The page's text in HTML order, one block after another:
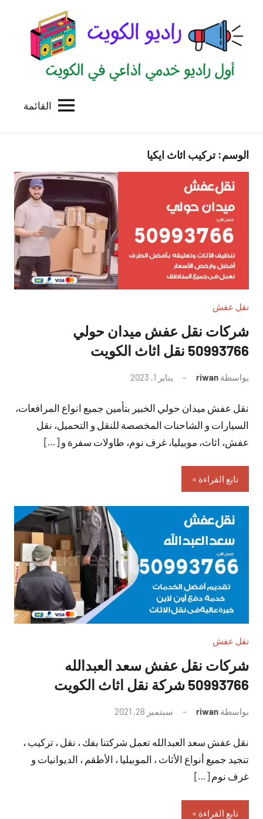
المحتوى
الكويت
للاعلانات
بالكويت
القائمة
الوسم:تركيب اثاث ايكيا
نقل عفش
شركات نقل عفش ميدان حولي
50993766 نقل اثاث الكويت
بواسطة riwan يناير 1, 2023
تعليقات
نقل عفش ميدان حولي الخبير بتأمين جميع انواع المرافعات،
السيارات و الشاحنات المخصصة للنقل و التحميل، نقل
عفش، اثاث، موبيليا، غرف نوم، طاولات سفرة و […]
تابع القراءة
نقل عفش
شركات نقل عفش سعد العبدالله
50993766 شركة نقل اثاث الكويت
بواسطة riwan سبتمبر 28, 2021
تعليقات
نقل عفش سعد العبدالله تعمل شركتنا بفك ، نقل ، تركيب ،
تنجيد جميع أنواع الأثاث ، الموبيليا ، الأطقم ، الديوانيات و
غرف نوم […]
تابع القراءة